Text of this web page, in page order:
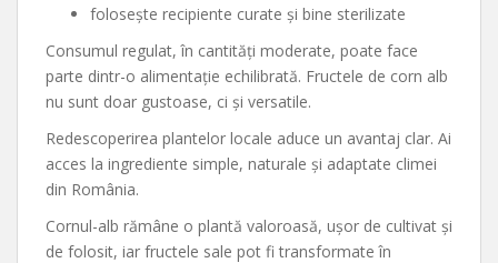
folosește recipiente curate și bine sterilizate
Consumul regulat, în cantități moderate, poate face
parte dintr-o alimentație echilibrată. Fructele de corn alb
nu sunt doar gustoase, ci și versatile.
Redescoperirea plantelor locale aduce un avantaj clar. Ai
acces la ingrediente simple, naturale și adaptate climei
din România.
Cornul-alb rămâne o plantă valoroasă, ușor de cultivat și
de folosit, iar fructele sale pot fi transformate în